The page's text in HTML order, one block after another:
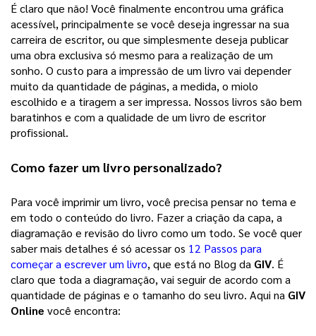
É claro que não! Você finalmente encontrou uma gráfica
acessível, principalmente se você deseja ingressar na sua
carreira de escritor, ou que simplesmente deseja publicar
uma obra exclusiva só mesmo para a realização de um
sonho. O custo para a impressão de um livro vai depender
muito da quantidade de páginas, a medida, o miolo
escolhido e a tiragem a ser impressa. Nossos livros são bem
baratinhos e com a qualidade de um livro de escritor
profissional.
Como fazer um livro personalizado?
Para você imprimir um livro, você precisa pensar no tema e
em todo o conteúdo do livro. Fazer a criação da capa, a
diagramação e revisão do livro como um todo. Se você quer
saber mais detalhes é só acessar os 12 Passos para
começar a escrever um livro, que está no Blog da GIV. É
claro que toda a diagramação, vai seguir de acordo com a
quantidade de páginas e o tamanho do seu livro. Aqui na GIV
Online você encontra: